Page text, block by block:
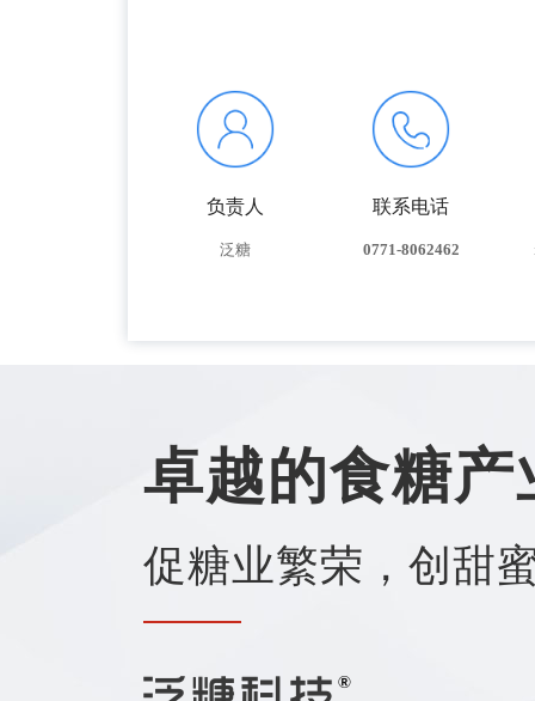
负责人
泛糖
联系电话
0771-8062462
卓越的食糖
促糖业繁荣，创甜